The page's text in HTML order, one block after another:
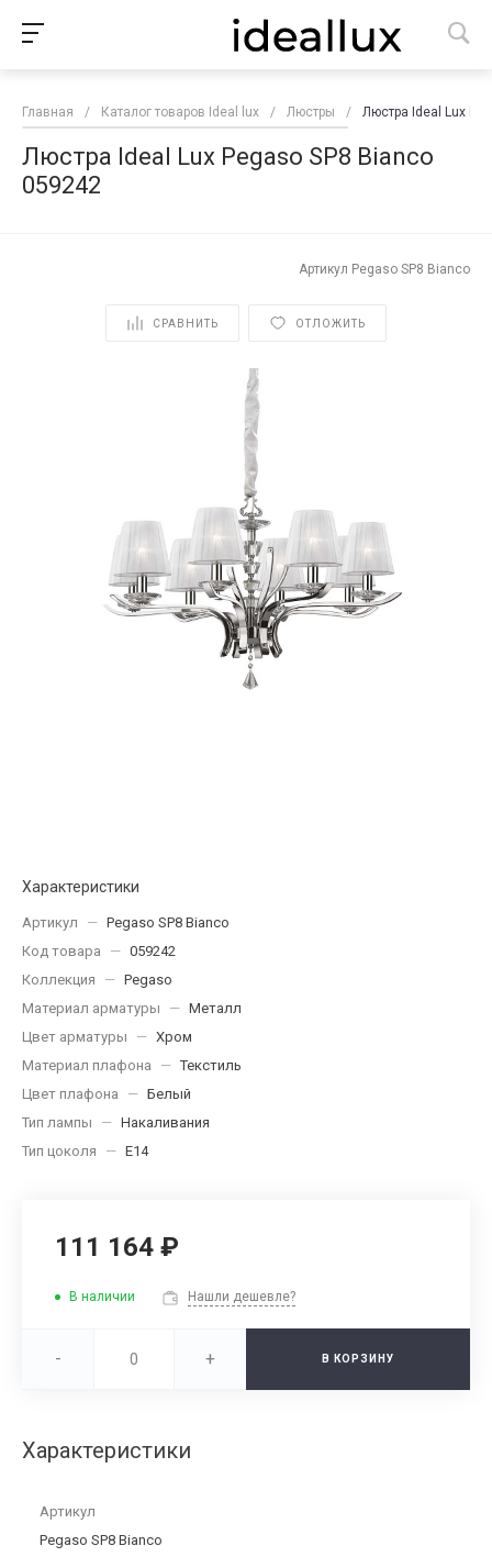
Главная / Каталог товаров Ideal lux / Люстры / Люстра Ideal Lux
Люстра Ideal Lux Pegaso SP8 Bianco
059242
Артикул Pegaso SP8 Bianco
СРАВНИТЬ ОТЛОЖИТЬ
Характеристики
Артикул — Pegaso SP8 Bianco
Код товара
— 059242
Коллекция
— Pegaso
Материал арматуры
— Металл
Цвет арматуры
— Хром
Материал плафона
— Текстиль
Цвет плафона
— Белый
Тип лампы
— Накаливания
Тип цоколя
— E14
111 164 ₽
В наличии Нашли дешевле?
- + В КОРЗИНУ
Характеристики
Артикул
Pegaso SP8 Bianco